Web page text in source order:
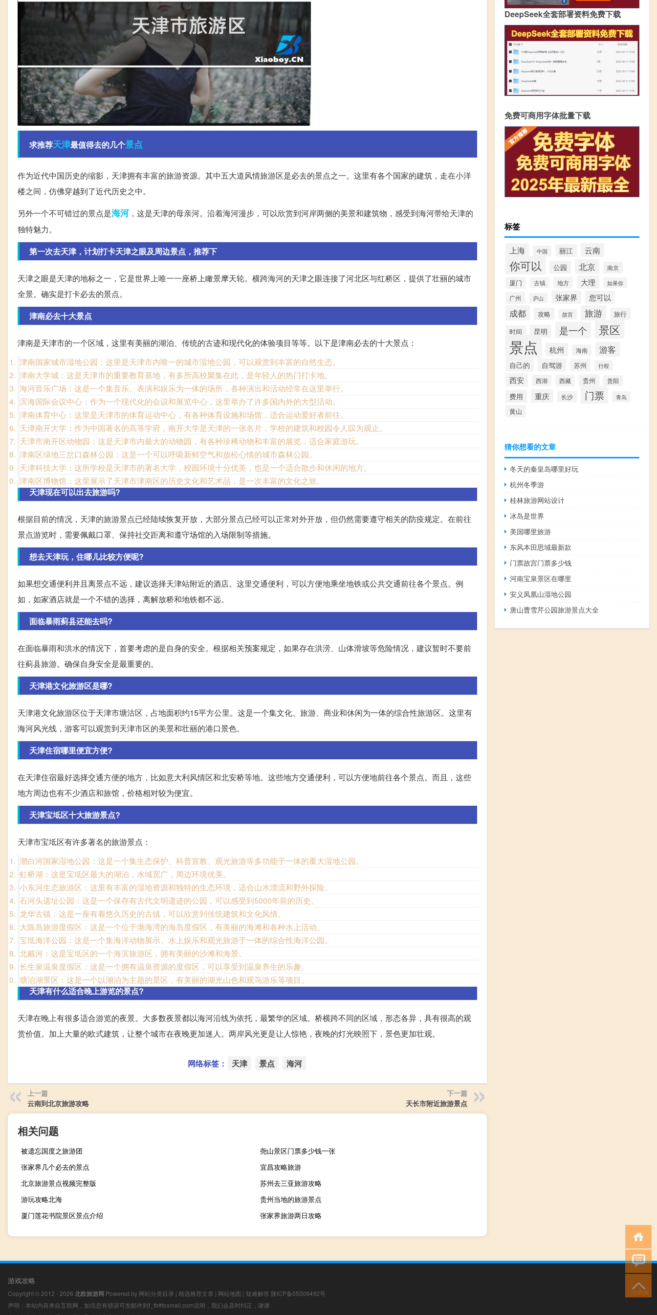
求推荐天津最值得去的几个景点
作为近代中国历史的缩影，天津拥有丰富的旅游资源。其中五大道风情旅游区是必去的景点之一。这里有各个国家的建筑，走在小洋
楼之间，仿佛穿越到了近代历史之中。
另外一个不可错过的景点是海河，这是天津的母亲河。沿着海河漫步，可以欣赏到河岸两侧的美景和建筑物，感受到海河带给天津的
独特魅力。
第一次去天津，计划打卡天津之眼及周边景点，推荐下
天津之眼是天津的地标之一，它是世界上唯一一座桥上瞰景摩天轮。横跨海河的天津之眼连接了河北区与红桥区，提供了壮丽的城市
全景。确实是打卡必去的景点。
津南必去十大景点
津南是天津市的一个区域，这里有美丽的湖泊、传统的古迹和现代化的体验项目等等。以下是津南必去的十大景点：
津南国家城市湿地公园：这里是天津市内唯一的城市湿地公园，可以观赏到丰富的自然生态。
津南大学城：这是天津市的重要教育基地，有多所高校聚集在此，是年轻人的热门打卡地。
海河音乐广场：这是一个集音乐、表演和娱乐为一体的场所，各种演出和活动经常在这里举行。
滨海国际会议中心：作为一个现代化的会议和展览中心，这里举办了许多国内外的大型活动。
津南体育中心：这里是天津市的体育运动中心，有各种体育设施和场馆，适合运动爱好者前往。
天津南开大学：作为中国著名的高等学府，南开大学是天津的一张名片，学校的建筑和校园令人叹为观止。
天津市南开区动物园：这是天津市内最大的动物园，有各种珍稀动物和丰富的展览，适合家庭游玩。
津南区绿地三岔口森林公园：这是一个可以呼吸新鲜空气和放松心情的城市森林公园。
天津科技大学：这所学校是天津市的著名大学，校园环境十分优美，也是一个适合散步和休闲的地方。
津南区博物馆：这里展示了天津市津南区的历史文化和艺术品，是一次丰富的文化之旅。
天津现在可以出去旅游吗?
根据目前的情况，天津的旅游景点已经陆续恢复开放，大部分景点已经可以正常对外开放，但仍然需要遵守相关的防疫规定。在前往
景点游览时，需要佩戴口罩、保持社交距离和遵守场馆的入场限制等措施。
想去天津玩，住哪儿比较方便呢?
如果想交通便利并且离景点不远，建议选择天津站附近的酒店。这里交通便利，可以方便地乘坐地铁或公共交通前往各个景点。例
如，如家酒店就是一个不错的选择，离解放桥和地铁都不远。
面临暴雨蓟县还能去吗?
在面临暴雨和洪水的情况下，首要考虑的是自身的安全。根据相关预案规定，如果存在洪涝、山体滑坡等危险情况，建议暂时不要前
往蓟县旅游。确保自身安全是最重要的。
天津港文化旅游区是哪?
天津港文化旅游区位于天津市塘沽区，占地面积约15平方公里。这是一个集文化、旅游、商业和休闲为一体的综合性旅游区。这里有
海河风光线，游客可以观赏到天津市区的美景和壮丽的港口景色。
天津住宿哪里便宜方便?
在天津住宿最好选择交通方便的地方，比如意大利风情区和北安桥等地。这些地方交通便利，可以方便地前往各个景点。而且，这些
地方周边也有不少酒店和旅馆，价格相对较为便宜。
天津宝坻区十大旅游景点?
天津市宝坻区有许多著名的旅游景点：
潮白河国家湿地公园：这是一个集生态保护、科普宣教、观光旅游等多功能于一体的重大湿地公园。
虹桥湖：这是宝坻区最大的湖泊，水域宽广，周边环境优美。
小东河生态旅游区：这里有丰富的湿地资源和独特的生态环境，适合山水漂流和野外探险。
石河头遗址公园：这是一个保存有古代文明遗迹的公园，可以感受到5000年前的历史。
龙华古镇：这是一座有着悠久历史的古镇，可以欣赏到传统建筑和文化风情。
大陈岛旅游度假区：这是一个位于渤海湾的海岛度假区，有美丽的海滩和各种水上活动。
宝坻海洋公园：这是一个集海洋动物展示、水上娱乐和观光旅游于一体的综合性海洋公园。
北戴河：这是宝坻区的一个海滨旅游区，拥有美丽的沙滩和海景。
长生泉温泉度假区：这是一个拥有温泉资源的度假区，可以享受到温泉养生的乐趣。
塘泊湖景区：这是一个以湖泊为主题的景区，有美丽的湖光山色和观鸟游乐等项目。
天津有什么适合晚上游览的景点?
天津在晚上有很多适合游览的夜景。大多数夜景都以海河沿线为依托，最繁华的区域。桥横跨不同的区域，形态各异，具有很高的观
赏价值。加上大量的欧式建筑，让整个城市在夜晚更加迷人。两岸风光更是让人惊艳，夜晚的灯光映照下，景色更加壮观。
网络标签： 天津 景点 海河
上一篇
云南到北京旅游攻略
下一篇
天长市附近旅游景点
相关问题
被遗忘国度之旅游团
尧山景区门票多少钱一张
张家界几个必去的景点
宜昌攻略旅游
北京旅游景点视频完整版
苏州去三亚旅游攻略
游玩攻略北海
贵州当地的旅游景点
厦门莲花书院景区景点介绍
张家界旅游两日攻略
DeepSeek全套部署资料免费下载
免费可商用字体批量下载
标签
上海 中国 丽江 云南
你可以 公园 北京
南京
厦门
古镇 地方 大理 如果你
广州 庐山 张家界 您可以
成都 攻略 故宫 旅游
旅行
时间
昆明 是一个 景区
景点 杭州 海南 游客
自己的 自驾游 苏州 行程
西安 西湖 西藏 贵州 贵阳
费用 重庆 长沙 门票 青岛
黄山
猜你想看的文章
冬天的秦皇岛哪里好玩
杭州冬季游
桂林旅游网站设计
冰岛是世界
美国哪里旅游
东风本田思域最新款
门票故宫门票多少钱
河南宝泉景区在哪里
安义凤凰山湿地公园
唐山曹雪芹公园旅游景点大全
游戏攻略
Copyright © 2012 - 2026 北欧旅游网 Powered by 网站分类目录 | 精选推荐文章 | 网站地图 | 疑难解答 陕ICP备05009492号
声明：本站内容来自互联网，如信息有错误可发邮件到f_fb#foxmail.com说明，我们会及时纠正，谢谢
小男孩